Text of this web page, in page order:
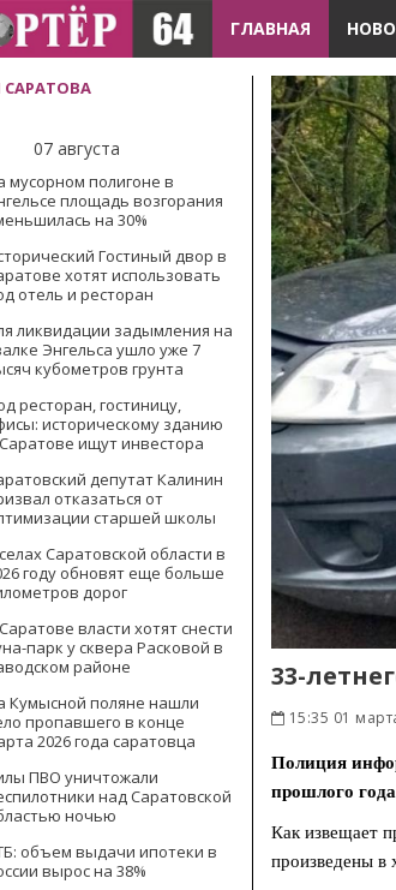
ГЛАВНАЯ
07 августа
мусорном полигоне в
площадь возгорания
на 30%
Гостиный двор в
хотят использовать
отель и ресторан
ликвидации задымления на
Энгельса ушло уже 7
кубометров грунта
ресторан, гостиницу,
историческому зданию
ищут инвестора
депутат Калинин
отказаться от
старшей школы
Саратовской области в
году обновят еще больше
дорог
власти хотят снести
парк у сквера Расковой в
районе
Кумысной поляне нашли
пропавшего в конце
2026 года саратовца
ПВО уничтожали
над Саратовской
ночью
объем выдачи ипотеки в
вырос на 38%
33-
15:35 01
Полиция
прошлого
Как извещает
произведены в